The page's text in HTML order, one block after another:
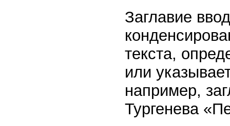
Заглавие
текста,
или
например,
Тургенева